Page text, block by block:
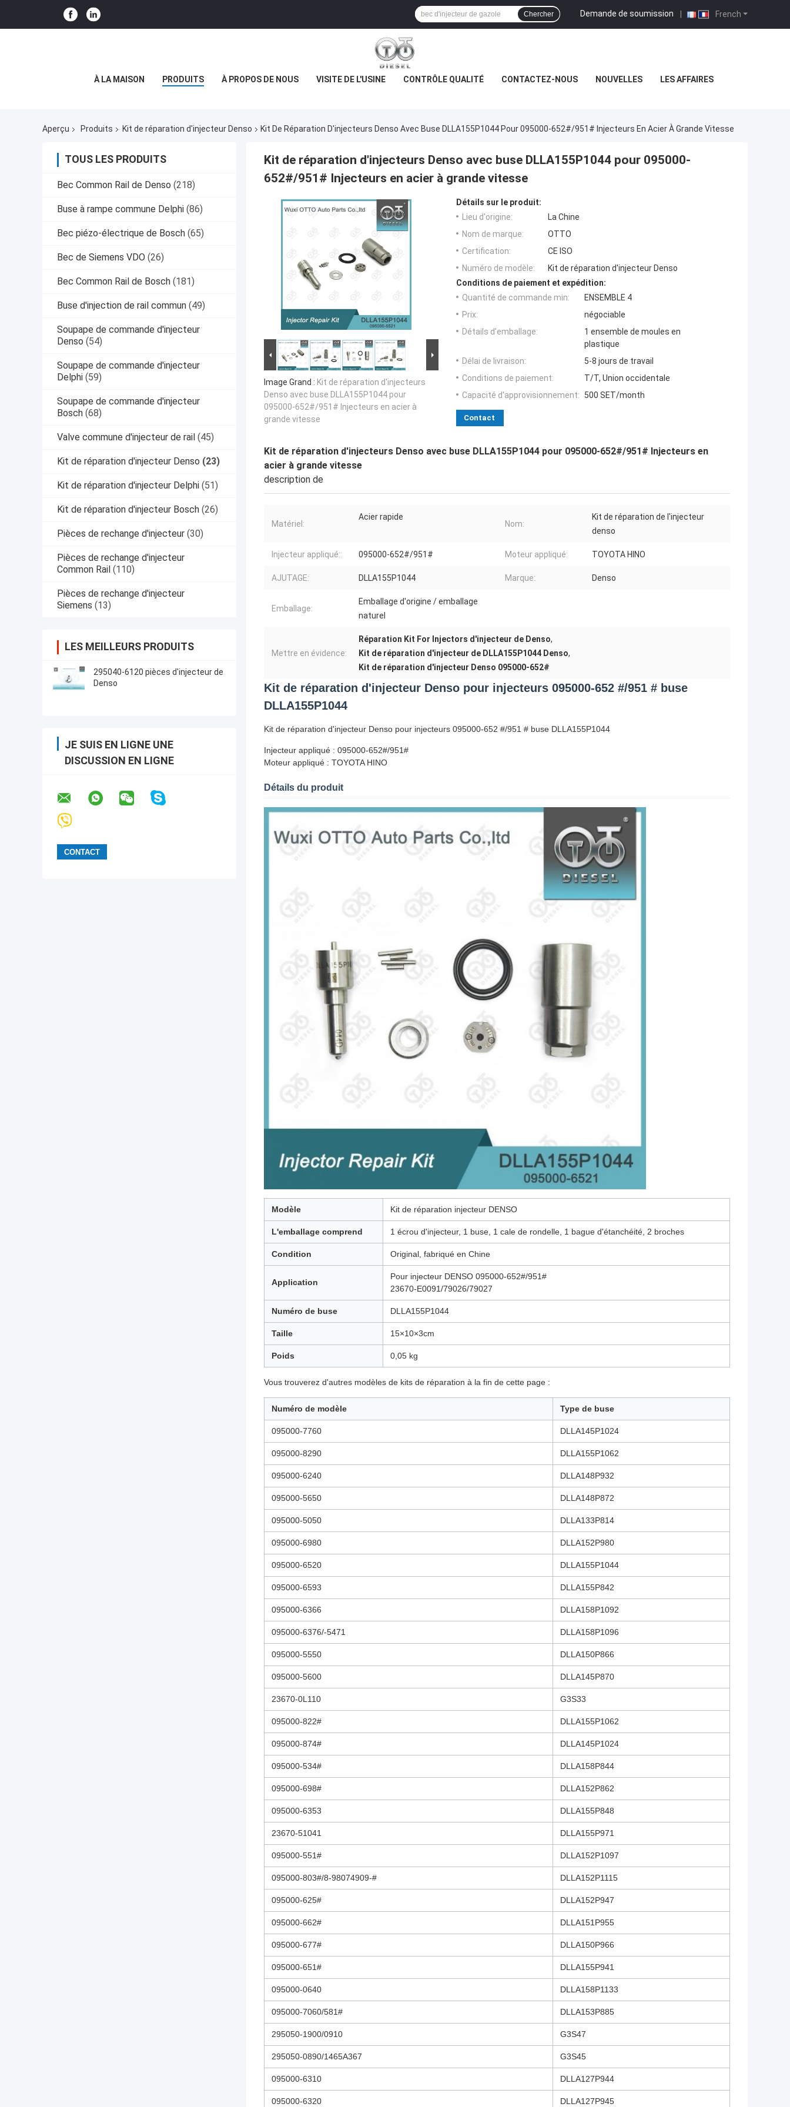
French
Demande de soumission |
Chercher
À LA MAISON PRODUITS À PROPOS DE NOUS VISITE DE L'USINE CONTRÔLE QUALITÉ CONTACTEZ-NOUS NOUVELLES LES AFFAIRES
Aperçu Produits Kit de réparation d'injecteur Denso Kit De Réparation D'injecteurs Denso Avec Buse DLLA155P1044 Pour 095000-652#/951# Injecteurs En Acier À Grande Vitesse
TOUS LES PRODUITS
Bec Common Rail de Denso (218)
Buse à rampe commune Delphi (86)
Bec piézo-électrique de Bosch (65)
Bec de Siemens VDO (26)
Bec Common Rail de Bosch (181)
Buse d'injection de rail commun (49)
Soupape de commande d'injecteur
Denso (54)
Soupape de commande d'injecteur
Delphi (59)
Soupape de commande d'injecteur
Bosch (68)
Valve commune d'injecteur de rail (45)
Kit de réparation d'injecteur Denso (23)
Kit de réparation d'injecteur Delphi (51)
Kit de réparation d'injecteur Bosch (26)
Pièces de rechange d'injecteur (30)
Pièces de rechange d'injecteur
Common Rail (110)
Pièces de rechange d'injecteur
Siemens (13)
LES MEILLEURS PRODUITS
295040-6120 pièces d'injecteur de
Denso
JE SUIS EN LIGNE UNE
DISCUSSION EN LIGNE
Kit de réparation d'injecteurs Denso avec buse DLLA155P1044 pour 095000-
652#/951# Injecteurs en acier à grande vitesse
Image Grand : Kit de réparation d'injecteurs
Denso avec buse DLLA155P1044 pour
095000-652#/951# Injecteurs en acier à
grande vitesse
Détails sur le produit:
Lieu d'origine:
La Chine
Nom de marque:
OTTO
Certification:
CE ISO
Numéro de modèle:
Kit de réparation d'injecteur Denso
Conditions de paiement et expédition:
Quantité de commande min:
ENSEMBLE 4
Prix:
négociable
Détails d'emballage:
1 ensemble de moules en
plastique
Délai de livraison:
5-8 jours de travail
Conditions de paiement:
T/T, Union occidentale
Capacité d'approvisionnement:
500 SET/month
Contact
Kit de réparation d'injecteurs Denso avec buse DLLA155P1044 pour 095000-652#/951# Injecteurs en
acier à grande vitesse
description de
Matériel:
Acier rapide
Nom:
Kit de réparation de l'injecteur
denso
Injecteur appliqué:: 095000-652#/951# Moteur appliqué: TOYOTA HINO
AJUTAGE: DLLA155P1044 Marque: Denso
Emballage:
Emballage d'origine / emballage
naturel
Mettre en évidence:
Réparation Kit For Injectors d'injecteur de Denso,
Kit de réparation d'injecteur de DLLA155P1044 Denso,
Kit de réparation d'injecteur Denso 095000-652#
Kit de réparation d'injecteur Denso pour injecteurs 095000-652 #/951 # buse
DLLA155P1044
Kit de réparation d'injecteur Denso pour injecteurs 095000-652 #/951 # buse DLLA155P1044
Injecteur appliqué : 095000-652#/951#
Moteur appliqué : TOYOTA HINO
Détails du produit
Modèle Kit de réparation injecteur DENSO
L'emballage comprend 1 écrou d'injecteur, 1 buse, 1 cale de rondelle, 1 bague d'étanchéité, 2 broches
Condition Original, fabriqué en Chine
Application
Pour injecteur DENSO 095000-652#/951#
23670-E0091/79026/79027
Numéro de buse DLLA155P1044
Taille 15×10×3cm
Poids 0,05 kg
Vous trouverez d'autres modèles de kits de réparation à la fin de cette page :
Numéro de modèle Type de buse
095000-7760 DLLA145P1024
095000-8290 DLLA155P1062
095000-6240 DLLA148P932
095000-5650 DLLA148P872
095000-5050 DLLA133P814
095000-6980 DLLA152P980
095000-6520 DLLA155P1044
095000-6593 DLLA155P842
095000-6366 DLLA158P1092
095000-6376/-5471 DLLA158P1096
095000-5550 DLLA150P866
095000-5600 DLLA145P870
23670-0L110 G3S33
095000-822# DLLA155P1062
095000-874# DLLA145P1024
095000-534# DLLA158P844
095000-698# DLLA152P862
095000-6353 DLLA155P848
23670-51041 DLLA155P971
095000-551# DLLA152P1097
095000-803#/8-98074909-# DLLA152P1115
095000-625# DLLA152P947
095000-662# DLLA151P955
095000-677# DLLA150P966
095000-651# DLLA155P941
095000-0640 DLLA158P1133
095000-7060/581# DLLA153P885
295050-1900/0910 G3S47
295050-0890/1465A367 G3S45
095000-6310 DLLA127P944
095000-6320 DLLA127P945